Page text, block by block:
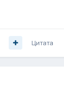
Цитата